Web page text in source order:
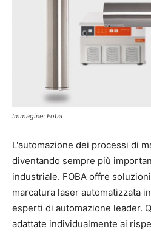
Immagine: Foba
L'automazione dei processi di
diventando sempre più
industriale. FOBA offre
marcatura laser automatizzata
esperti di automazione leader.
adattate individualmente ai